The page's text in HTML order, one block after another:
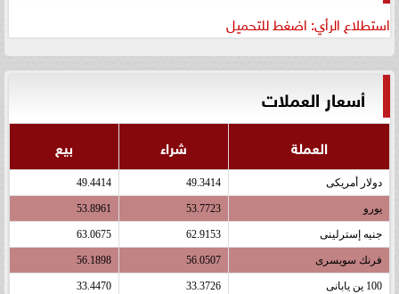
استطلاع الرأي: اضغط للتحميل
أسعار العملات
العملة شراء بيع
دولار أمريكى 49.3414
49.4414
يورو 53.7723
53.8961
جنيه إسترلينى 62.9153
63.0675
فرنك سويسرى 56.0507
56.1898
100 ين يابانى 33.3726
33.4470